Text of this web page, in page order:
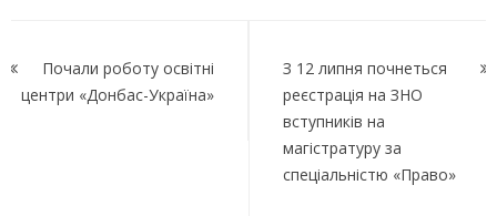
записів
Почали роботу освітні
центри «Донбас-Україна»
З 12 липня почнеться
реєстрація на ЗНО
вступників на
магістратуру за
спеціальністю «Право»